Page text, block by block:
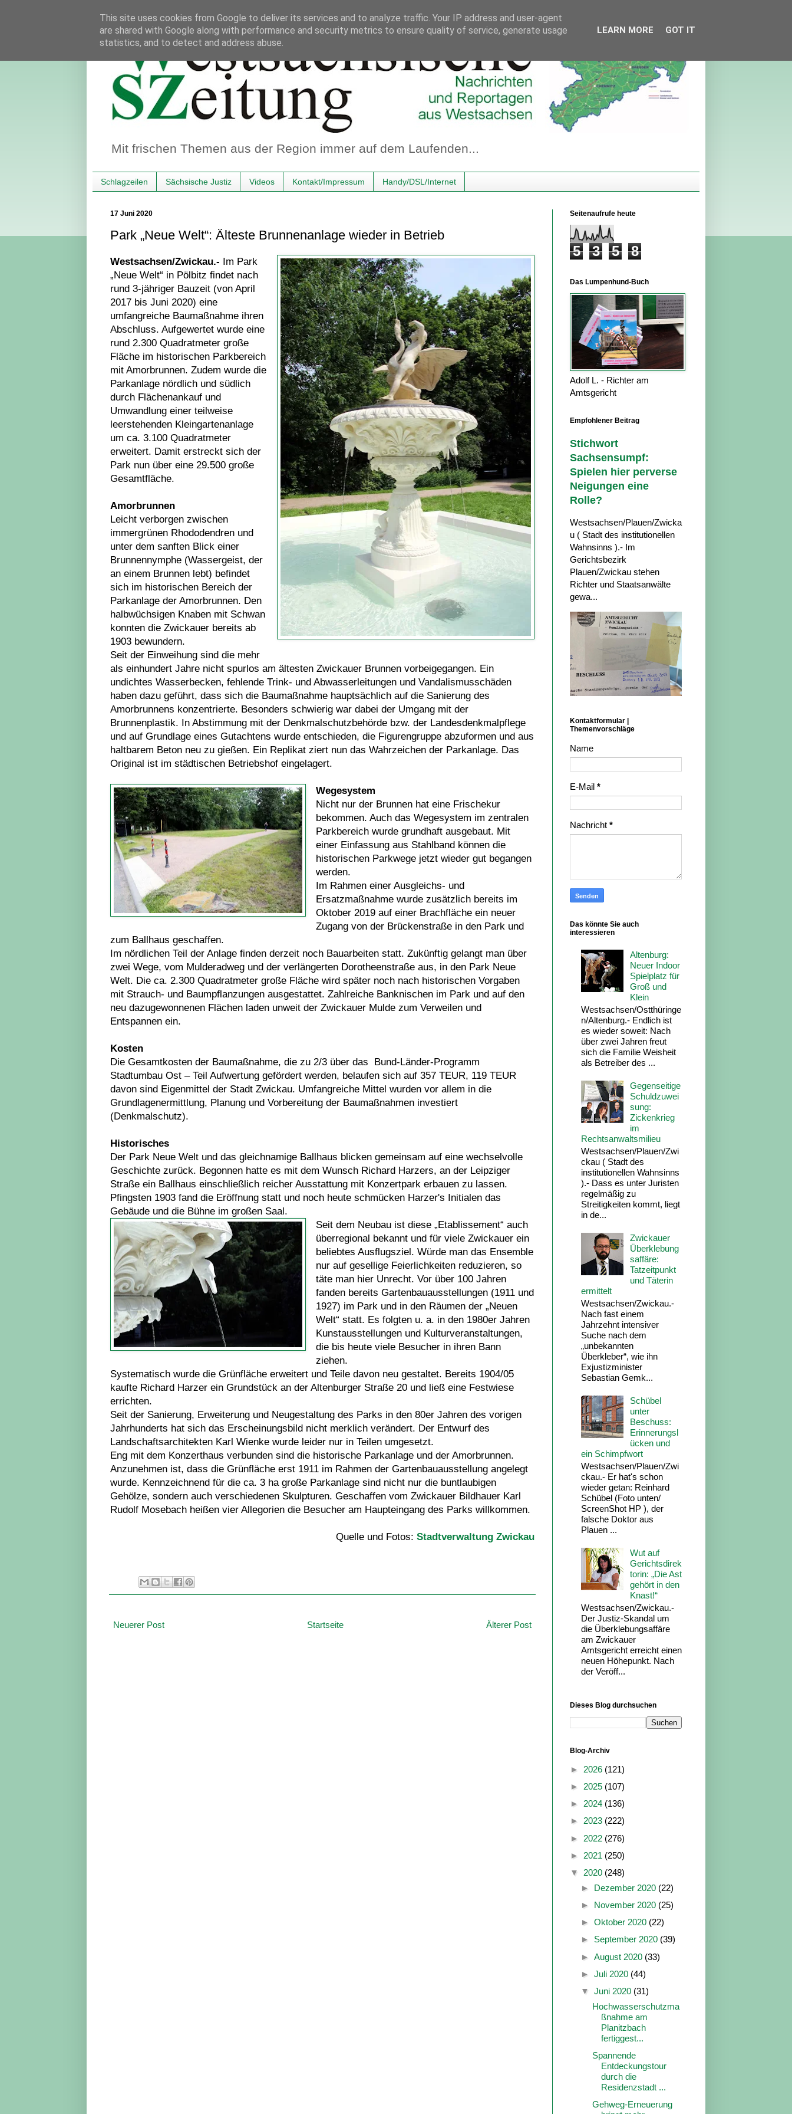
Mit frischen Themen aus der Region immer auf dem Laufenden...
Schlagzeilen Sächsische Justiz Videos Kontakt/Impressum Handy/DSL/Internet
17 Juni 2020
Park „Neue Welt“: Älteste Brunnenanlage wieder in Betrieb
Westsachsen/Zwickau.- Im Park
„Neue Welt“ in Pölbitz findet nach
rund 3-jähriger Bauzeit (von April
2017 bis Juni 2020) eine
umfangreiche Baumaßnahme ihren
Abschluss. Aufgewertet wurde eine
rund 2.300 Quadratmeter große
Fläche im historischen Parkbereich
mit Amorbrunnen. Zudem wurde die
Parkanlage nördlich und südlich
durch Flächenankauf und
Umwandlung einer teilweise
leerstehenden Kleingartenanlage
um ca. 3.100 Quadratmeter
erweitert. Damit erstreckt sich der
Park nun über eine 29.500 große
Gesamtfläche.
Amorbrunnen
Leicht verborgen zwischen
immergrünen Rhododendren und
unter dem sanften Blick einer
Brunnennymphe (Wassergeist, der
an einem Brunnen lebt) befindet
sich im historischen Bereich der
Parkanlage der Amorbrunnen. Den
halbwüchsigen Knaben mit Schwan
konnten die Zwickauer bereits ab
1903 bewundern.
Seit der Einweihung sind die mehr
als einhundert Jahre nicht spurlos am ältesten Zwickauer Brunnen vorbeigegangen. Ein
undichtes Wasserbecken, fehlende Trink- und Abwasserleitungen und Vandalismusschäden
haben dazu geführt, dass sich die Baumaßnahme hauptsächlich auf die Sanierung des
Amorbrunnens konzentrierte. Besonders schwierig war dabei der Umgang mit der
Brunnenplastik. In Abstimmung mit der Denkmalschutzbehörde bzw. der Landesdenkmalpflege
und auf Grundlage eines Gutachtens wurde entschieden, die Figurengruppe abzuformen und aus
haltbarem Beton neu zu gießen. Ein Replikat ziert nun das Wahrzeichen der Parkanlage. Das
Original ist im städtischen Betriebshof eingelagert.
Wegesystem
Nicht nur der Brunnen hat eine Frischekur
bekommen. Auch das Wegesystem im zentralen
Parkbereich wurde grundhaft ausgebaut. Mit
einer Einfassung aus Stahlband können die
historischen Parkwege jetzt wieder gut begangen
werden.
Im Rahmen einer Ausgleichs- und
Ersatzmaßnahme wurde zusätzlich bereits im
Oktober 2019 auf einer Brachfläche ein neuer
Zugang von der Brückenstraße in den Park und
zum Ballhaus geschaffen.
Im nördlichen Teil der Anlage finden derzeit noch Bauarbeiten statt. Zukünftig gelangt man über
zwei Wege, vom Mulderadweg und der verlängerten Dorotheenstraße aus, in den Park Neue
Welt. Die ca. 2.300 Quadratmeter große Fläche wird später noch nach historischen Vorgaben
mit Strauch- und Baumpflanzungen ausgestattet. Zahlreiche Banknischen im Park und auf den
neu dazugewonnenen Flächen laden unweit der Zwickauer Mulde zum Verweilen und
Entspannen ein.
Kosten
Die Gesamtkosten der Baumaßnahme, die zu 2/3 über das Bund-Länder-Programm
Stadtumbau Ost – Teil Aufwertung gefördert werden, belaufen sich auf 357 TEUR, 119 TEUR
davon sind Eigenmittel der Stadt Zwickau. Umfangreiche Mittel wurden vor allem in die
Grundlagenermittlung, Planung und Vorbereitung der Baumaßnahmen investiert
(Denkmalschutz).
Historisches
Der Park Neue Welt und das gleichnamige Ballhaus blicken gemeinsam auf eine wechselvolle
Geschichte zurück. Begonnen hatte es mit dem Wunsch Richard Harzers, an der Leipziger
Straße ein Ballhaus einschließlich reicher Ausstattung mit Konzertpark erbauen zu lassen.
Pfingsten 1903 fand die Eröffnung statt und noch heute schmücken Harzer's Initialen das
Gebäude und die Bühne im großen Saal.
Seit dem Neubau ist diese „Etablissement“ auch
überregional bekannt und für viele Zwickauer ein
beliebtes Ausflugsziel. Würde man das Ensemble
nur auf gesellige Feierlichkeiten reduzieren, so
täte man hier Unrecht. Vor über 100 Jahren
fanden bereits Gartenbauausstellungen (1911 und
1927) im Park und in den Räumen der „Neuen
Welt“ statt. Es folgten u. a. in den 1980er Jahren
Kunstausstellungen und Kulturveranstaltungen,
die bis heute viele Besucher in ihren Bann
ziehen.
Systematisch wurde die Grünfläche erweitert und Teile davon neu gestaltet. Bereits 1904/05
kaufte Richard Harzer ein Grundstück an der Altenburger Straße 20 und ließ eine Festwiese
errichten.
Seit der Sanierung, Erweiterung und Neugestaltung des Parks in den 80er Jahren des vorigen
Jahrhunderts hat sich das Erscheinungsbild nicht merklich verändert. Der Entwurf des
Landschaftsarchitekten Karl Wienke wurde leider nur in Teilen umgesetzt.
Eng mit dem Konzerthaus verbunden sind die historische Parkanlage und der Amorbrunnen.
Anzunehmen ist, dass die Grünfläche erst 1911 im Rahmen der Gartenbauausstellung angelegt
wurde. Kennzeichnend für die ca. 3 ha große Parkanlage sind nicht nur die buntlaubigen
Gehölze, sondern auch verschiedenen Skulpturen. Geschaffen vom Zwickauer Bildhauer Karl
Rudolf Mosebach heißen vier Allegorien die Besucher am Haupteingang des Parks willkommen.
Quelle und Fotos: Stadtverwaltung Zwickau
Neuerer Post Älterer Post
Startseite
Seitenaufrufe heute
5 3 5 8
Das Lumpenhund-Buch
Adolf L. - Richter am
Amtsgericht
Empfohlener Beitrag
Stichwort
Sachsensumpf:
Spielen hier perverse
Neigungen eine
Rolle?
Westsachsen/Plauen/Zwicka
u ( Stadt des institutionellen
Wahnsinns ).- Im
Gerichtsbezirk
Plauen/Zwickau stehen
Richter und Staatsanwälte
gewa...
Kontaktformular |
Themenvorschläge
Name
E-Mail *
Nachricht *
Das könnte Sie auch
interessieren
Altenburg:
Neuer Indoor
Spielplatz für
Groß und
Klein
Westsachsen/Ostthüringe
n/Altenburg.- Endlich ist
es wieder soweit: Nach
über zwei Jahren freut
sich die Familie Weisheit
als Betreiber des ...
Gegenseitige
Schuldzuwei
sung:
Zickenkrieg
im
Rechtsanwaltsmilieu
Westsachsen/Plauen/Zwi
ckau ( Stadt des
institutionellen Wahnsinns
).- Dass es unter Juristen
regelmäßig zu
Streitigkeiten kommt, liegt
in de...
Zwickauer
Überklebung
saffäre:
Tatzeitpunkt
und Täterin
ermittelt
Westsachsen/Zwickau.-
Nach fast einem
Jahrzehnt intensiver
Suche nach dem
„unbekannten
Überkleber“, wie ihn
Exjustizminister
Sebastian Gemk...
Schübel
unter
Beschuss:
Erinnerungsl
ücken und
ein Schimpfwort
Westsachsen/Plauen/Zwi
ckau.- Er hat's schon
wieder getan: Reinhard
Schübel (Foto unten/
ScreenShot HP ), der
falsche Doktor aus
Plauen ...
Wut auf
Gerichtsdirek
torin: „Die Ast
gehört in den
Knast!“
Westsachsen/Zwickau.-
Der Justiz-Skandal um
die Überklebungsaffäre
am Zwickauer
Amtsgericht erreicht einen
neuen Höhepunkt. Nach
der Veröff...
Dieses Blog durchsuchen
Blog-Archiv
► 2026 (121)
► 2025 (107)
► 2024 (136)
► 2023 (222)
► 2022 (276)
► 2021 (250)
▼ 2020 (248)
► Dezember 2020 (22)
► November 2020 (25)
► Oktober 2020 (22)
► September 2020 (39)
► August 2020 (33)
► Juli 2020 (44)
▼ Juni 2020 (31)
Hochwasserschutzma
ßnahme am
Planitzbach
fertiggest...
Spannende
Entdeckungstour
durch die
Residenzstadt ...
Gehweg-Erneuerung
This site uses cookies from Google to deliver its services and to analyze traffic. Your IP address and user-agent
are shared with Google along with performance and security metrics to ensure quality of service, generate usage
statistics, and to detect and address abuse.
LEARN MORE GOT IT